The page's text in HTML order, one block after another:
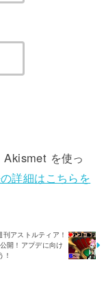
Akismet を使っ
詳細はこちらを
アストルティア！
開！アプデに向け
！